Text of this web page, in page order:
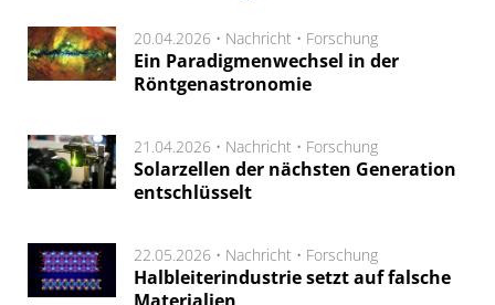
20.04.2026 • Nachricht • Forschung
Ein Paradigmenwechsel in der
Röntgenastronomie
21.04.2026 • Nachricht • Forschung
Solarzellen der nächsten Generation
entschlüsselt
22.05.2026 • Nachricht • Forschung
Halbleiterindustrie setzt auf falsche